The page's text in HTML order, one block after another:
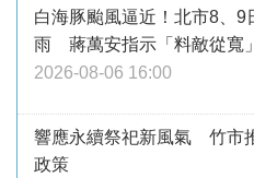
白海豚颱風逼近！北市8、9
雨 蔣萬安指示「料敵從寬
2026-08-06 16:00
響應永續祭祀新風氣 竹市
政策